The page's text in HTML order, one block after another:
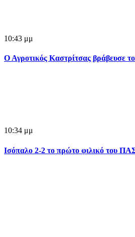
10:43 μμ
Ο Αγροτικός Καστρίτσας βράβευσε
10:34 μμ
Ισόπαλο 2-2 το πρώτο φιλικό του